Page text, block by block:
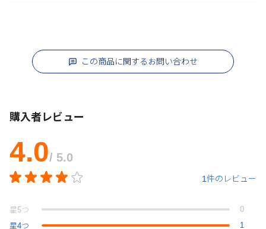
この商品に関するお問い合わせ
購入者レビュー
4.0/ 5.0
1件のレビュー
星 5つ
0
星4つ
1